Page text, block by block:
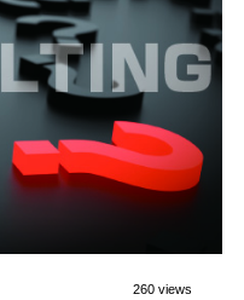
260 views